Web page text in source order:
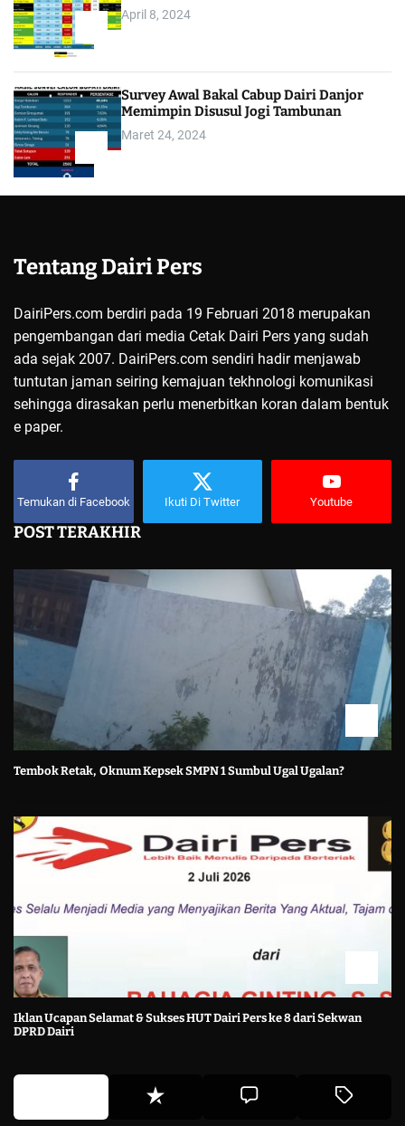
April 8, 2024
Survey Awal Bakal Cabup Dairi Danjor
Memimpin Disusul Jogi Tambunan
Maret 24, 2024
Tentang Dairi Pers
DairiPers.com berdiri pada 19 Februari 2018 merupakan
pengembangan dari media Cetak Dairi Pers yang sudah
ada sejak 2007. DairiPers.com sendiri hadir menjawab
tuntutan jaman seiring kemajuan tekhnologi komunikasi
sehingga dirasakan perlu menerbitkan koran dalam bentuk
e paper.
Temukan di Facebook Ikuti Di Twitter Youtube
POST TERAKHIR
Tembok Retak, Oknum Kepsek SMPN 1 Sumbul Ugal Ugalan?
Iklan Ucapan Selamat & Sukses HUT Dairi Pers ke 8 dari Sekwan
DPRD Dairi